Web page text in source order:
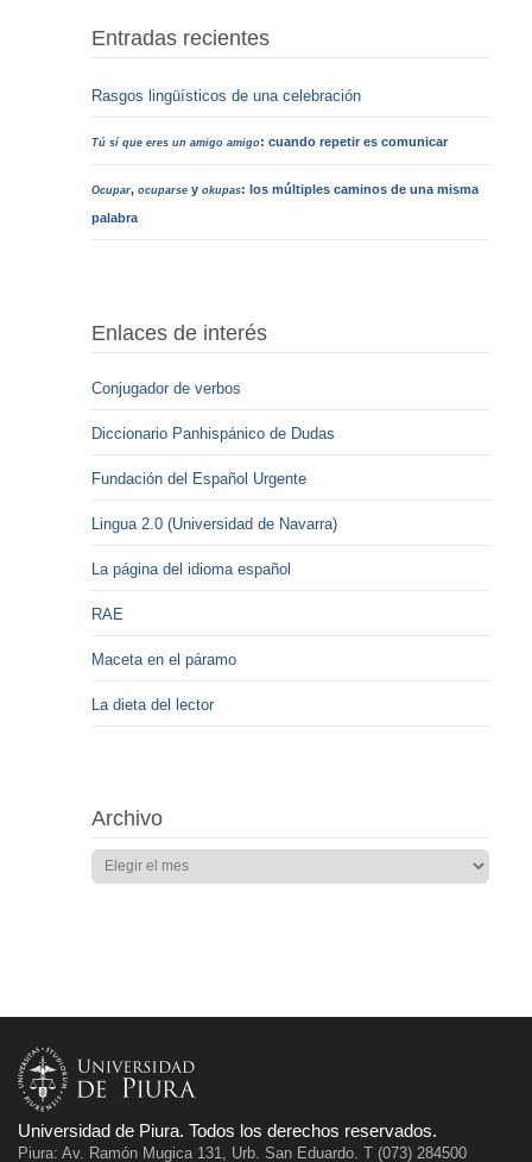
Entradas recientes
Rasgos lingüísticos de una celebración
Tú sí que eres un amigo amigo: cuando repetir es comunicar
Ocupar,ocuparse yokupas: los múltiples caminos de una misma
palabra
Enlaces de interés
Conjugador de verbos
Diccionario Panhispánico de Dudas
Fundación del Español Urgente
Lingua 2.0 (Universidad de Navarra)
La página del idioma español
RAE
Maceta en el páramo
La dieta del lector
Archivo
Universidad de Piura. Todos los derechos reservados.
Piura: Av. Ramón Mugica 131, Urb. San Eduardo. T (073) 284500